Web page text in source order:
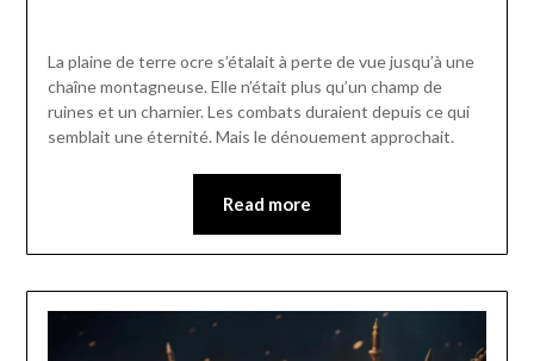
22/02/2024
Vanpée
La plaine de terre ocre s’étalait à perte de vue jusqu’à une
chaîne montagneuse. Elle n’était plus qu’un champ de
ruines et un charnier. Les combats duraient depuis ce qui
semblait une éternité. Mais le dénouement approchait.
Read more